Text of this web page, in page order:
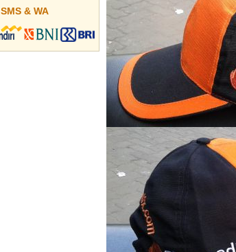
SMS & WA